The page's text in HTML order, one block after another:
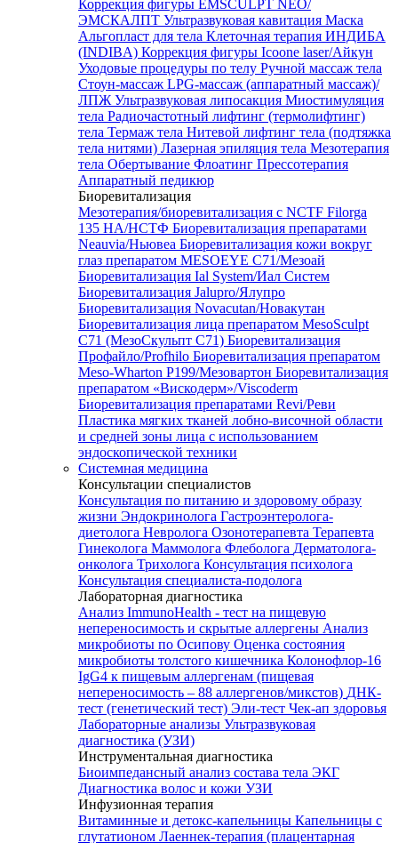
Коррекция фигуры EMSCULPT NEO/
ЭМСКАЛПТ Ультразвуковая кавитация Маска
Альгопласт для тела Клеточная терапия ИНДИБА
(INDIBA) Коррекция фигуры Icoone laser/Айкун
Уходовые процедуры по телу Ручной массаж тела
Стоун-массаж LPG-массаж (аппаратный массаж)/
ЛПЖ Ультразвуковая липосакция Миостимуляция
тела Радиочастотный лифтинг (термолифтинг)
тела Термаж тела Нитевой лифтинг тела (подтяжка
тела нитями) Лазерная эпиляция тела Мезотерапия
тела Обертывание Флоатинг Прессотерапия
Аппаратный педикюр
Биоревитализация
Мезотерапия/биоревитализация с NCTF Filorga
135 HA/НСТФ Биоревитализация препаратами
Neauvia/Ньювеа Биоревитализация кожи вокруг
глаз препаратом MESOEYE C71/Мезоай
Биоревитализация Ial System/Иал Систем
Биоревитализация Jalupro/Ялупро
Биоревитализация Novacutan/Новакутан
Биоревитализация лица препаратом MesoSculpt
C71 (МезоСкульпт С71) Биоревитализация
Профайло/Profhilo Биоревитализация препаратом
Meso-Wharton P199/Мезовартон Биоревитализация
препаратом «Вискодерм»/Viscoderm
Биоревитализация препаратами Revi/Реви
Пластика мягких тканей лобно-височной области
и средней зоны лица с использованием
эндоскопической техники
Системная медицина
Консультации специалистов
Консультация по питанию и здоровому образу
жизни Эндокринолога Гастроэнтеролога-
диетолога Невролога Озонотерапевта Терапевта
Гинеколога Маммолога Флеболога Дерматолога-
онколога Трихолога Консультация психолога
Консультация специалиста-подолога
Лабораторная диагностика
Анализ ImmunoHealth - тест на пищевую
непереносимость и скрытые аллергены Анализ
микробиоты по Осипову Оценка состояния
микробиоты толстого кишечника Колонофлор-16
IgG4 к пищевым аллергенам (пищевая
непереносимость – 88 аллергенов/микстов) ДНК-
тест (генетический тест) Эли-тест Чек-ап здоровья
Лабораторные анализы Ультразвуковая
диагностика (УЗИ)
Инструментальная диагностика
Биоимпедансный анализ состава тела ЭКГ
Диагностика волос и кожи УЗИ
Инфузионная терапия
Витаминные и детокс-капельницы Капельницы с
глутатионом Лаеннек-терапия (плацентарная